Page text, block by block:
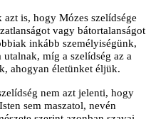
is, hogy Mózes szelídsége
vagy bátortalanságot
inkább személyiségünk,
míg a szelídség az a
ahogyan életünket éljük.
nem azt jelenti, hogy
sem maszatol, nevén